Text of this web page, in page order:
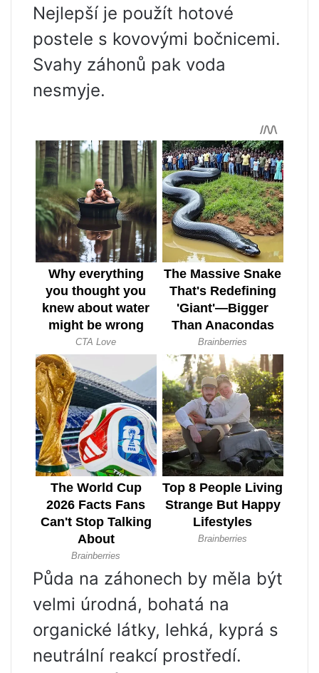
Nejlepší je použít hotové
postele s kovovými bočnicemi.
Svahy záhonů pak voda
nesmyje.
Půda na záhonech by měla být
velmi úrodná, bohatá na
organické látky, lehká, kyprá s
neutrální reakcí prostředí.